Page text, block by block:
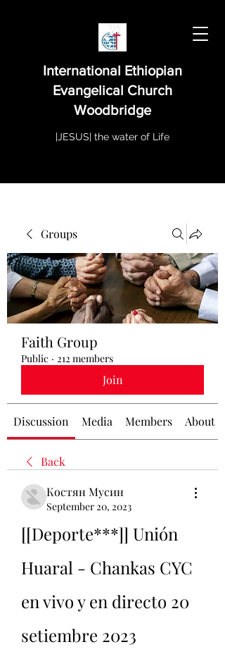
International Ethiopian
Evangelical Church
Woodbridge
|JESUS| the water of Life
Groups
Faith Group
Public · 212 members
Join
Discussion Media Members About
Back
Костян Мусин
September 20, 2023
[[Deporte***]] Unión
Huaral - Chankas CYC
en vivo y en directo 20
setiembre 2023